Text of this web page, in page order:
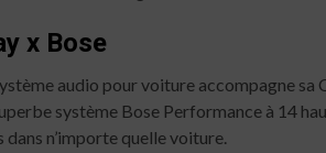
x Bose
audio pour voiture accompagne sa
système Bose Performance à 14
n’importe quelle voiture.